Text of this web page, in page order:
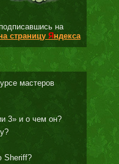
на
страницу Яндекса
мастеров
3» и о чем он?
Sheriff?